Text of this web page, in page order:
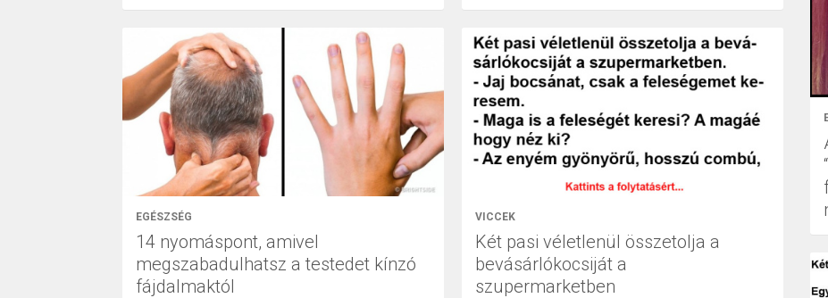
EGÉSZSÉG
14 nyomáspont, amivel
megszabadulhatsz a testedet kínzó
fájdalmaktól
VICCEK
Két pasi véletlenül összetolja a
bevásárlókocsiját a
szupermarketben